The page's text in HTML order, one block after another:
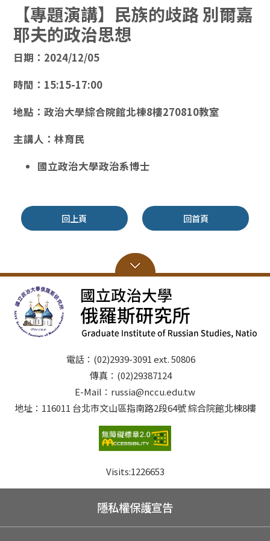
【專題演講】民族的歧路 別爾嘉
耶夫的政治思想
日期：2024/12/05
時間：15:15-17:00
地點：政治大學綜合院館北棟8樓270810教室
主講人：林育民
國立政治大學政治系博士
回上頁 回首頁
電話：(02)2939-3091 ext. 50806
傳真：(02)29387124
E-Mail：russia@nccu.edu.tw
地址：116011 台北市文山區指南路2段64號 綜合院館北棟8樓
Visits:1226653
隱私權保護宣告